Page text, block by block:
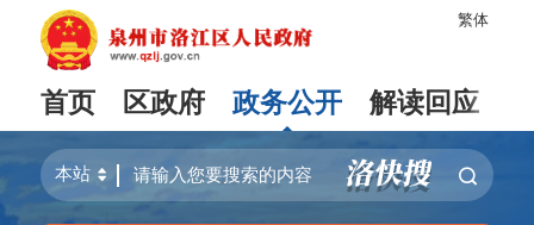
繁体
首页 区政府 政务公开 解读回应